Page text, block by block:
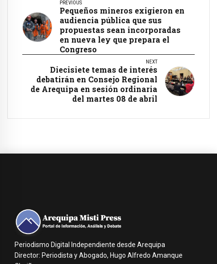
PREVIOUS
Pequeños mineros exigieron en
audiencia pública que sus
propuestas sean incorporadas
en nueva ley que prepara el
Congreso
NEXT
Diecisiete temas de interés
debatirán en Consejo Regional
de Arequipa en sesión ordinaria
del martes 08 de abril
Periodismo Digital Independiente desde Arequipa
Director: Periodista y Abogado, Hugo Alfredo Amanque